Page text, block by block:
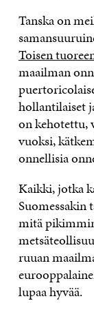
Tanska on
Toisen
maailman
hollantilaiset
on kehotettu,
vuoksi,
onnellisia
Kaikki, jotka
Suomessakin
mitä
ruuan
lupaa hyvää.